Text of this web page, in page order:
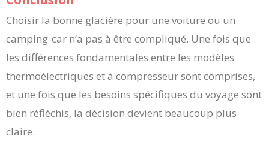
Choisir la bonne glacière pour une voiture ou un
camping-car n’a pas à être compliqué. Une fois que
les différences fondamentales entre les modèles
thermoélectriques et à compresseur sont comprises,
et une fois que les besoins spécifiques du voyage sont
bien réfléchis, la décision devient beaucoup plus
claire.